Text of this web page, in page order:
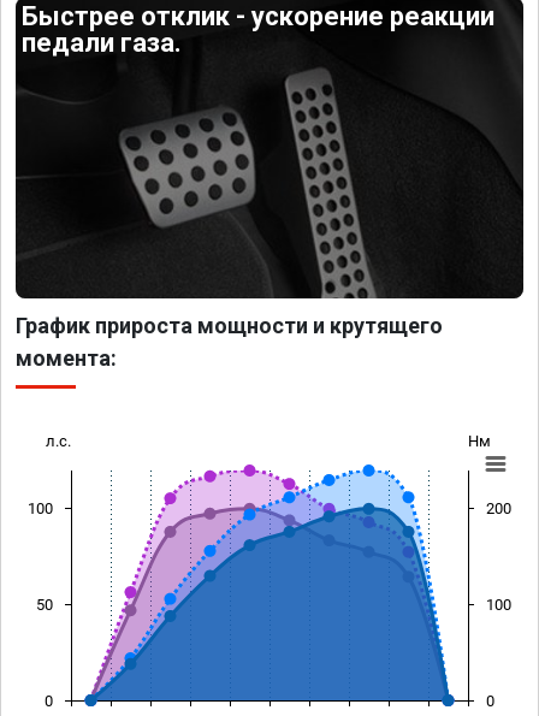
Быстрее отклик - ускорение реакции
педали газа.
График прироста мощности и крутящего
момента:
л.с. Нм
0
50
100
0
100
200